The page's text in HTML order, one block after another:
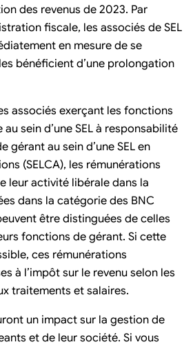
des revenus de 2023. Par
fiscale, les associés de SEL
en mesure de se
bénéficient d’une prolongation
associés exerçant les fonctions
sein d’une SEL à responsabilité
gérant au sein d’une SEL en
(SELCA), les rémunérations
leur activité libérale dans la
dans la catégorie des BNC
être distinguées de celles
fonctions de gérant. Si cette
ces rémunérations
à l’impôt sur le revenu selon les
traitements et salaires.
un impact sur la gestion de
et de leur société. Si vous